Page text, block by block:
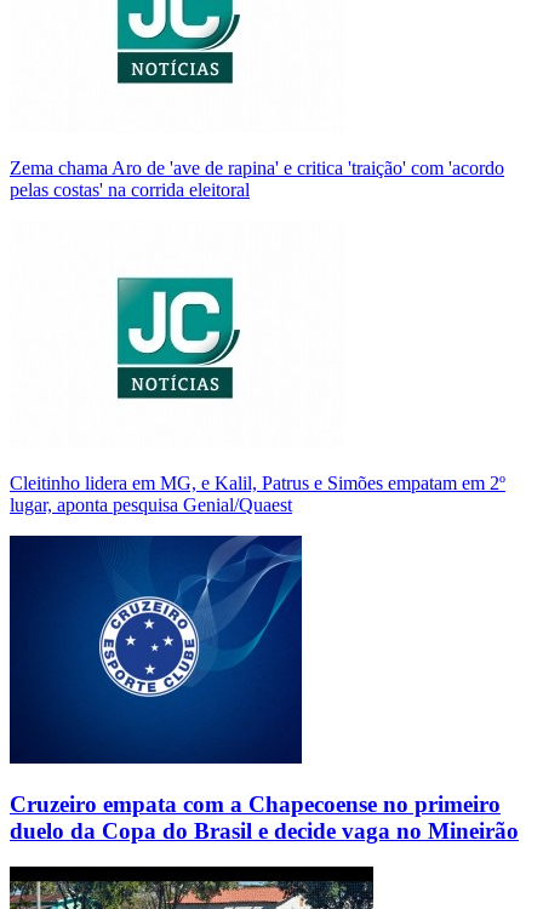
Zema chama Aro de 'ave de rapina' e critica 'traição' com 'acordo
pelas costas' na corrida eleitoral
Cleitinho lidera em MG, e Kalil, Patrus e Simões empatam em 2º
lugar, aponta pesquisa Genial/Quaest
Cruzeiro empata com a Chapecoense no primeiro
duelo da Copa do Brasil e decide vaga no Mineirão